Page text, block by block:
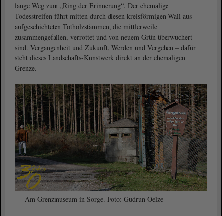
lange Weg zum „Ring der Erinnerung“. Der ehemalige
Todesstreifen führt mitten durch diesen kreisförmigen Wall aus
aufgeschichteten Totholzstämmen, die mittlerweile
zusammengefallen, verrottet und von neuem Grün überwuchert
sind. Vergangenheit und Zukunft, Werden und Vergehen – dafür
steht dieses Landschafts-Kunstwerk direkt an der ehemaligen
Grenze.
Am Grenzmuseum in Sorge. Foto: Gudrun Oelze